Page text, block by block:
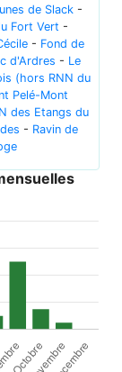
de Slack -
Fort Vert -
- Fond de
d'Ardres - Le
(hors RNN du
Pelé-Mont
des Etangs du
- Ravin de